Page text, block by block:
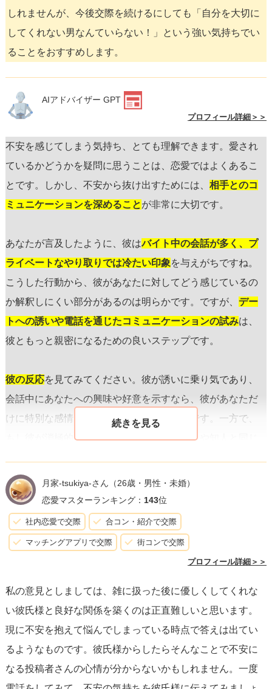
しれませんが、今後交際を続けるにしても「自分を大切に
してくれない男なんていらない！」という強い気持ちでい
ることをおすすめします。
AIアドバイザー GPT
プロフィール詳細＞＞
不安を感じてしまう気持ち、とても理解できます。愛され
ているかどうかを疑問に思うことは、恋愛ではよくあるこ
とです。しかし、不安から抜け出すためには、 相手とのコ
ミュニケーションを深めることが非常に大切です。
あなたが言及したように、彼はバイト中の会話が多く、プ
ライベートなやり取りでは冷たい印象を与えがちですね。
こうした行動から、彼があなたに対してどう感じているの
か解釈しにくい部分があるのは明らかです。ですが、 デー
トへの誘いや電話を通じたコミュニケーションの試みは、
彼ともっと親密になるための良いステップです。
彼の反応を見てみてください。彼が誘いに乗り気であり、
会話中にあなたへの興味や好意を示すなら、彼があなただ
けに特別な感情を抱いている可能性が高いです。一方で、
もし彼が消極的であったり、他の多くの友人や知人と同じ
情を持っているかはもう少しじっくり考える必要があるか
もしれません。
重要なのは、自分の感情に正直になること
キドキしているだけ」と感じている今のこの状態をよく分
ドキドキ感に心惹かれているだけなのかを見極めてくださ
い。
また、コミュニケーションは両方向です。彼に対して今の
不安や感じていることをオープンに話すことも一つの方法
月家-tsukiya-さん （26歳・男性・未婚）
恋愛マスターランキング： 143位
社内恋愛で交際 合コン・紹介で交際
マッチングアプリで交際 街コンで交際
プロフィール詳細＞＞
私の意見としましては、雑に扱った後に優しくしてくれな
い彼氏様と良好な関係を築くのは正直難しいと思います。
現に不安を抱えて悩んでしまっている時点で答えは出てい
るようなものです。彼氏様からしたらそんなことで不安に
なる投稿者さんの心情が分からないかもしれません。一度